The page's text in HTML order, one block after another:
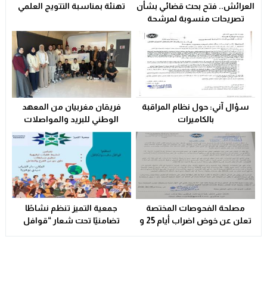
23:29 تعزية
21:02 ولاية أمن وجدة تُقرب خدمات بطاقة التعريف الوطنية من
العرائش.. فتح بحث قضائي بشأن
تصريحات منسوبة لمرشحة
تهنئة بمناسبة التتويج العلمي
سؤال آني: حول نظام المراقبة
بالكاميرات
فريقان مغربيان من المعهد
الوطني للبريد والمواصلات
يتأهلان إلى شينزن للمشاركة في
المرحلة العالمية من
مسابقة Huawei ICT
Competition 2025-2026
مصلحة الفحوصات المختصة
تعلن عن خوض اضراب أيام 25 و
جمعية التميز تنظم نشاطًا
تضامنيًا تحت شعار “قوافل